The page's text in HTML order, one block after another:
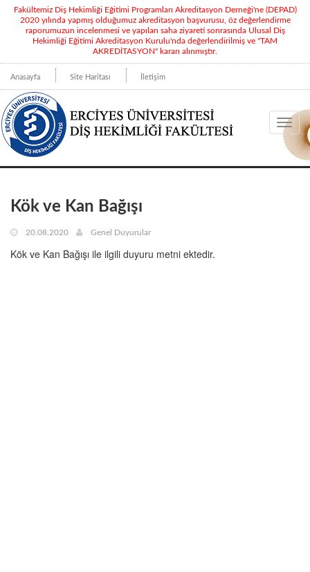
Fakültemiz Diş Hekimliği Eğitimi Programları Akreditasyon Derneği'ne (DEPAD)
2020 yılında yapmış olduğumuz akreditasyon başvurusu, öz değerlendirme
raporumuzun incelenmesi ve yapılan saha ziyareti sonrasında Ulusal Diş
Hekimliği Eğitimi Akreditasyon Kurulu'nda değerlendirilmiş ve "TAM
AKREDİTASYON" kararı alınmıştır.
Anasayfa Site Haritası İletişim
Kök ve Kan Bağışı
20.08.2020 Genel Duyurular
Kök ve Kan Bağışı ile ilgili duyuru metni ektedir.